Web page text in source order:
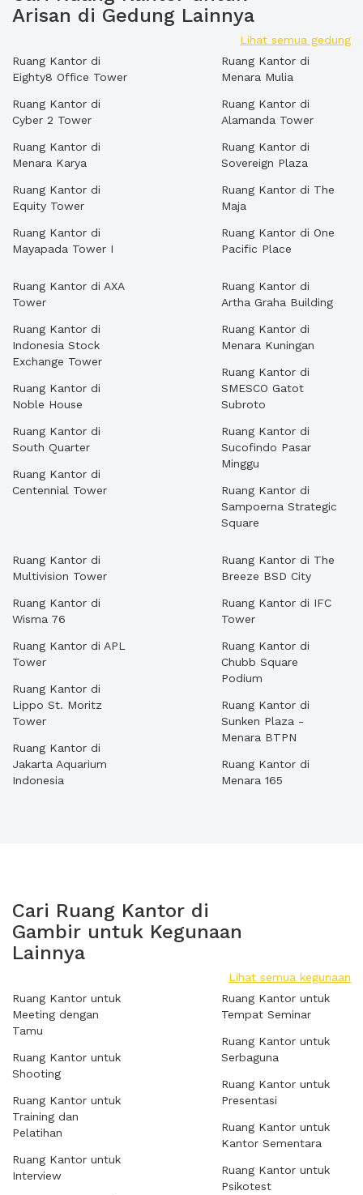
Arisan di Gedung Lainnya
Lihat semua gedung
Ruang Kantor di
Eighty8 Office Tower
Ruang Kantor di
Cyber 2 Tower
Ruang Kantor di
Menara Karya
Ruang Kantor di
Equity Tower
Ruang Kantor di
Mayapada Tower I
Ruang Kantor di
Menara Mulia
Ruang Kantor di
Alamanda Tower
Ruang Kantor di
Sovereign Plaza
Ruang Kantor di The
Maja
Ruang Kantor di One
Pacific Place
Ruang Kantor di AXA
Tower
Ruang Kantor di
Indonesia Stock
Exchange Tower
Ruang Kantor di
Noble House
Ruang Kantor di
South Quarter
Ruang Kantor di
Centennial Tower
Ruang Kantor di
Artha Graha Building
Ruang Kantor di
Menara Kuningan
Ruang Kantor di
SMESCO Gatot
Subroto
Ruang Kantor di
Sucofindo Pasar
Minggu
Ruang Kantor di
Sampoerna Strategic
Square
Ruang Kantor di
Multivision Tower
Ruang Kantor di
Wisma 76
Ruang Kantor di APL
Tower
Ruang Kantor di
Lippo St. Moritz
Tower
Ruang Kantor di
Jakarta Aquarium
Indonesia
Ruang Kantor di The
Breeze BSD City
Ruang Kantor di IFC
Tower
Ruang Kantor di
Chubb Square
Podium
Ruang Kantor di
Sunken Plaza -
Menara BTPN
Ruang Kantor di
Menara 165
Cari Ruang Kantor di
Gambir untuk Kegunaan
Lainnya
Lihat semua kegunaan
Ruang Kantor untuk
Meeting dengan
Tamu
Ruang Kantor untuk
Shooting
Ruang Kantor untuk
Training dan
Pelatihan
Ruang Kantor untuk
Interview
Ruang Kantor untuk
Tempat Seminar
Ruang Kantor untuk
Serbaguna
Ruang Kantor untuk
Presentasi
Ruang Kantor untuk
Kantor Sementara
Ruang Kantor untuk
Psikotest